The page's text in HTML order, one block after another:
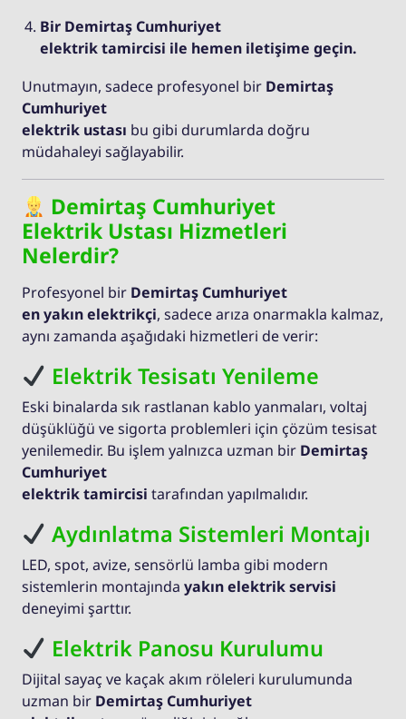
Bir Demirtaş Cumhuriyet
elektrik tamircisi ile hemen iletişime geçin.
Unutmayın, sadece profesyonel bir Demirtaş
Cumhuriyet
elektrik ustası bu gibi durumlarda doğru
müdahaleyi sağlayabilir.
Demirtaş Cumhuriyet
Elektrik Ustası Hizmetleri
Nelerdir?
Profesyonel bir Demirtaş Cumhuriyet
en yakın elektrikçi, sadece arıza onarmakla kalmaz,
aynı zamanda aşağıdaki hizmetleri de verir:
Elektrik Tesisatı Yenileme
Eski binalarda sık rastlanan kablo yanmaları, voltaj
düşüklüğü ve sigorta problemleri için çözüm tesisat
yenilemedir. Bu işlem yalnızca uzman bir Demirtaş
Cumhuriyet
elektrik tamircisi tarafından yapılmalıdır.
Aydınlatma Sistemleri Montajı
LED, spot, avize, sensörlü lamba gibi modern
sistemlerin montajında yakın elektrik servisi
deneyimi şarttır.
Elektrik Panosu Kurulumu
Dijital sayaç ve kaçak akım röleleri kurulumunda
uzman bir Demirtaş Cumhuriyet